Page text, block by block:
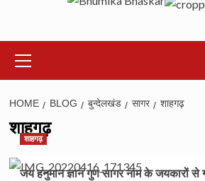
Menu
HOME BLOG बुन्देलखंड सागर शाहगढ़
शाहगढ़
शाहगढ़
जय हनुमान ज्ञान गुण सागर नाम के जयकारों से